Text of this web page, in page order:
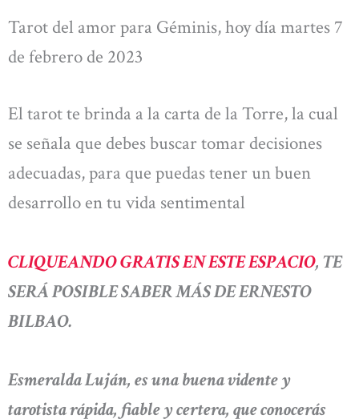
Tarot del amor para Géminis, hoy día martes 7
de febrero de 2023
El tarot te brinda a la carta de la Torre, la cual
se señala que debes buscar tomar decisiones
adecuadas, para que puedas tener un buen
desarrollo en tu vida sentimental
CLIQUEANDO GRATIS EN ESTE ESPACIO, TE
SERÁ POSIBLE SABER MÁS DE ERNESTO
BILBAO.
Esmeralda Luján, es una buena vidente y
tarotista rápida, fiable y certera, que conocerás